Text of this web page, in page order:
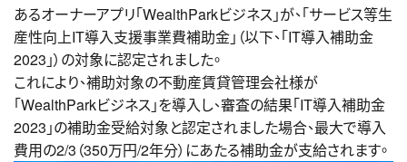
あるオーナーアプリ「WealthParkビジネス」が、「サービス等生
産性向上IT導入支援事業費補助金」（以下、「IT導入補助金
2023」）の対象に認定されました。
これにより、補助対象の不動産賃貸管理会社様が
「WealthParkビジネス」を導入し、審査の結果「IT導入補助金
2023」の補助金受給対象と認定されました場合、最大で導入
費用の2/3（350万円/2年分）にあたる補助金が支給されます。